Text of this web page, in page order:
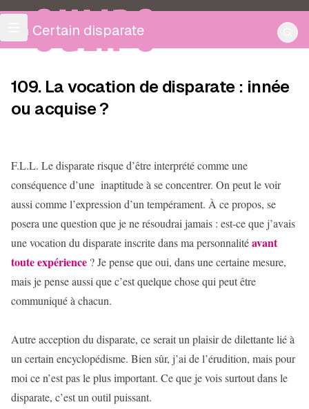
OULIPO
Un Certain disparate
109. La vocation de disparate : innée
ou acquise ?
F.L.L. Le disparate risque d’être interprété comme une
conséquence d’une inaptitude à se concentrer. On peut le voir
aussi comme l’expression d’un tempérament. À ce propos, se
posera une question que je ne résoudrai jamais : est-ce que j’avais
une vocation du disparate inscrite dans ma personnalitéavant
toute expérience ? Je pense que oui, dans une certaine mesure,
mais je pense aussi que c’est quelque chose qui peut être
communiqué à chacun.
Autre acception du disparate, ce serait un plaisir de dilettante lié à
un certain encyclopédisme. Bien sûr, j’ai de l’érudition, mais pour
moi ce n’est pas le plus important. Ce que je vois surtout dans le
disparate, c’est un outil puissant.